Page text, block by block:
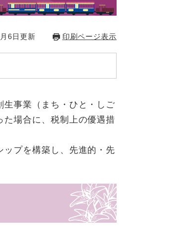
6日更新 印刷ページ表示
事業（まち・ひと・しご
た場合に、税制上の優遇措
ップを構築し、先進的・先